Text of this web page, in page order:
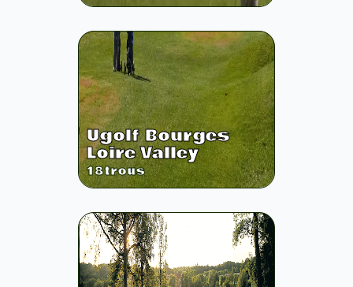
Ugolf Bourges
Loire Valley
18trous